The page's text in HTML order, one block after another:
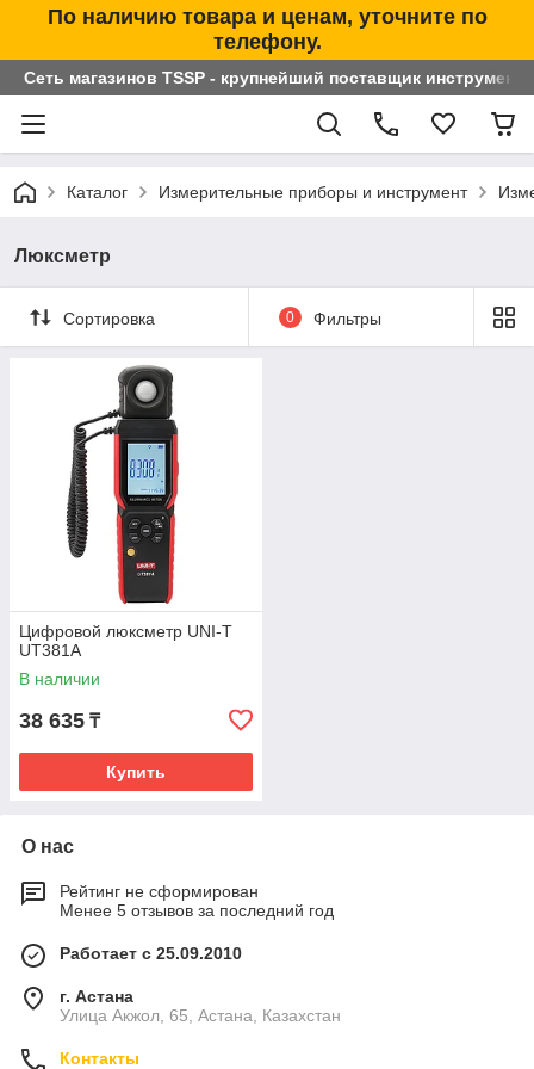
По наличию товара и ценам, уточните по
телефону.
Сеть магазинов TSSP - крупнейший поставщик
Каталог Измерительные приборы и инструмент
Люксметр
Сортировка 0 Фильтры
Цифровой люксметр UNI-T
UT381A
В наличии
38 635 ₸
Купить
О нас
Рейтинг не сформирован
Менее 5 отзывов за последний год
Работает с 25.09.2010
г. Астана
Улица Акжол, 65, Астана, Казахстан
Контакты